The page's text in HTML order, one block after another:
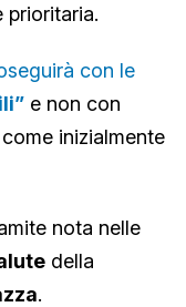
prioritaria.
con le
e non con
inizialmente
nota nelle
della
.